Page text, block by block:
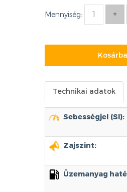
Mennyiség:
Kosárba
Technikai adatok
Sebességjel (SI):
Zajszint:
Üzemanyag